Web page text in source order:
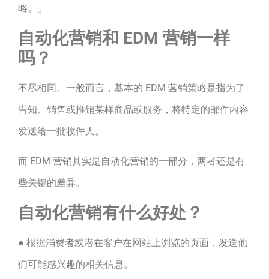
略。」
自动化营销和 EDM 营销一样
吗？
不尽相同。一般而言，基本的 EDM 营销策略是指为了
告知、销售或推销某样商品或服务，将特定的邮件内容
发送给一批收件人。
而 EDM 营销其实是自动化营销的一部分，两者还是有
些关键的差异。
自动化营销有什么好处？
● 根据消费者或潜在客户在网站上浏览的页面，发送他
们可能感兴趣的相关信息。